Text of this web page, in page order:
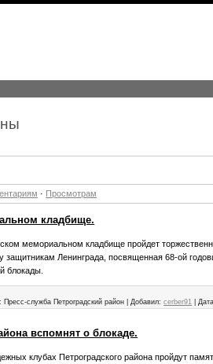
· Просмотрам
кладбище.
мемориальном кладбище пройдет
защитникам Ленинграда, посвященная 68-ой
блокады.
Пресс-служба Петроградский район Добавил: cerber91
вспомнят о блокаде.
клубах Петроградского района пройдут